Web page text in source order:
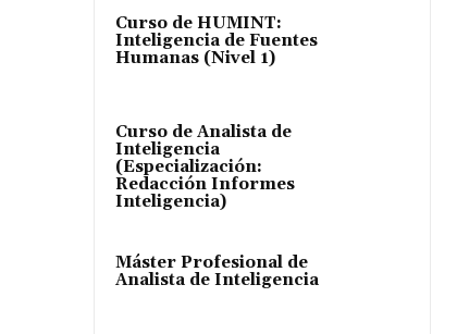
Curso de HUMINT:
Inteligencia de Fuentes
Humanas (Nivel 1)
Curso de Analista de
Inteligencia
(Especialización:
Redacción Informes
Inteligencia)
Máster Profesional de
Analista de Inteligencia